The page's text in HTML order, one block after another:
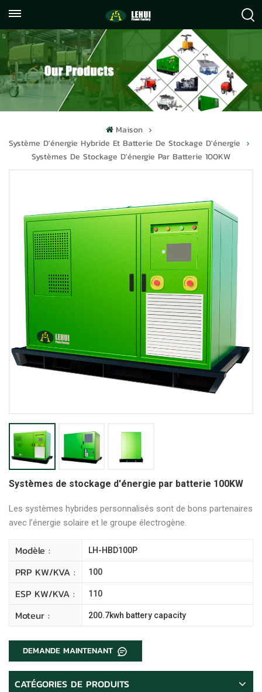
059122071372
info@lehuipowerfactory.com
Maison
Système D'énergie Hybride Et Batterie De Stockage D'énergie
Systèmes De Stockage D'énergie Par Batterie 100KW
Systèmes de stockage d'énergie par batterie 100KW
Les systèmes hybrides personnalisés sont de bons partenaires
avec l’énergie solaire et le groupe électrogène.
Modèle : LH-HBD100P
PRP KW/kVA : 100
ESP KW/kVA : 110
Moteur : 200.7kwh battery capacity
DEMANDE MAINTENANT
CATÉGORIES DE PRODUITS